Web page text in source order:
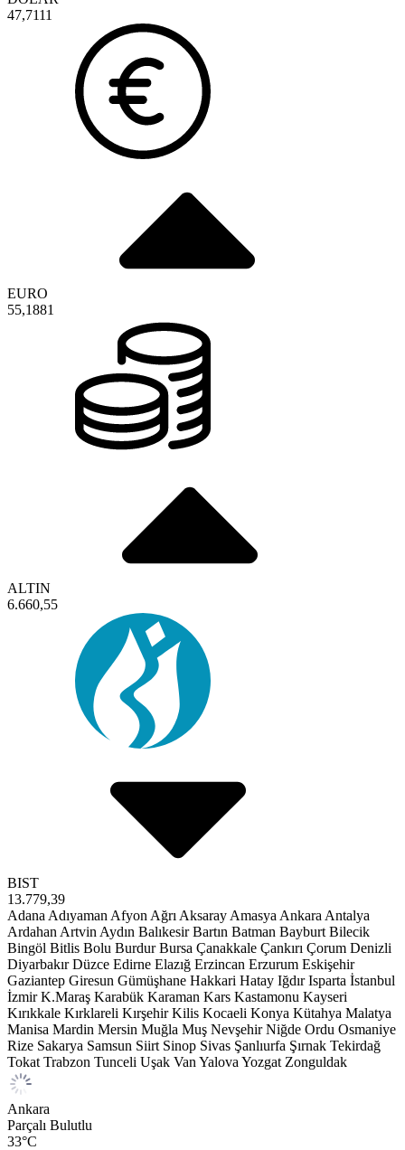
47,7111
EURO
55,1881
ALTIN
6.660,55
BIST
13.779,39
Adana Adıyaman Afyon Ağrı Aksaray Amasya Ankara Antalya
Ardahan Artvin Aydın Balıkesir Bartın Batman Bayburt Bilecik
Bingöl Bitlis Bolu Burdur Bursa Çanakkale Çankırı Çorum Denizli
Diyarbakır Düzce Edirne Elazığ Erzincan Erzurum Eskişehir
Gaziantep Giresun Gümüşhane Hakkari Hatay Iğdır Isparta İstanbul
İzmir K.Maraş Karabük Karaman Kars Kastamonu Kayseri
Kırıkkale Kırklareli Kırşehir Kilis Kocaeli Konya Kütahya Malatya
Manisa Mardin Mersin Muğla Muş Nevşehir Niğde Ordu Osmaniye
Rize Sakarya Samsun Siirt Sinop Sivas Şanlıurfa Şırnak Tekirdağ
Tokat Trabzon Tunceli Uşak Van Yalova Yozgat Zonguldak
Ankara
Parçalı Bulutlu
33°C